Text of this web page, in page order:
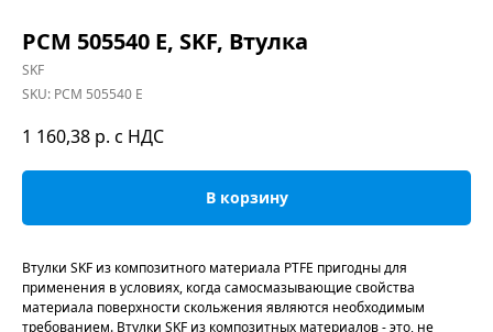
PCM 505540 E, SKF, Втулка
SKF
SKU: PCM 505540 E
1 160,38 р. с НДС
В корзину
Втулки SKF из композитного материала PTFE пригодны для
применения в условиях, когда самосмазывающие свойства
материала поверхности скольжения являются необходимым
требованием. Втулки SKF из композитных материалов - это, не